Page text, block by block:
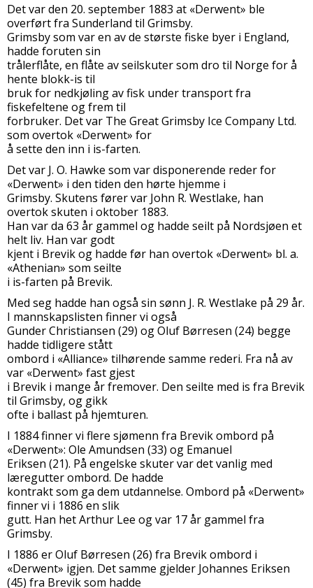
Det var den 20. september 1883 at «Derwent» ble
overført fra Sunderland til Grimsby.
Grimsby som var en av de største fiske byer i England,
hadde foruten sin
trålerflåte, en flåte av seilskuter som dro til Norge for å
hente blokk-is til
bruk for nedkjøling av fisk under transport fra
fiskefeltene og frem til
forbruker. Det var The Great Grimsby Ice Company Ltd.
som overtok «Derwent» for
å sette den inn i is-farten.
Det var J. O. Hawke som var disponerende reder for
«Derwent» i den tiden den hørte hjemme i
Grimsby. Skutens fører var John R. Westlake, han
overtok skuten i oktober 1883.
Han var da 63 år gammel og hadde seilt på Nordsjøen et
helt liv. Han var godt
kjent i Brevik og hadde før han overtok «Derwent» bl. a.
«Athenian» som seilte
i is-farten på Brevik.
Med seg hadde han også sin sønn J. R. Westlake på 29 år.
I mannskapslisten finner vi også
Gunder Christiansen (29) og Oluf Børresen (24) begge
hadde tidligere stått
ombord i «Alliance» tilhørende samme rederi. Fra nå av
var «Derwent» fast gjest
i Brevik i mange år fremover. Den seilte med is fra Brevik
til Grimsby, og gikk
ofte i ballast på hjemturen.
I 1884 finner vi flere sjømenn fra Brevik ombord på
«Derwent»: Ole Amundsen (33) og Emanuel
Eriksen (21). På engelske skuter var det vanlig med
læregutter ombord. De hadde
kontrakt som ga dem utdannelse. Ombord på «Derwent»
finner vi i 1886 en slik
gutt. Han het Arthur Lee og var 17 år gammel fra
Grimsby.
I 1886 er Oluf Børresen (26) fra Brevik ombord i
«Derwent» igjen. Det samme gjelder Johannes Eriksen
(45) fra Brevik som hadde